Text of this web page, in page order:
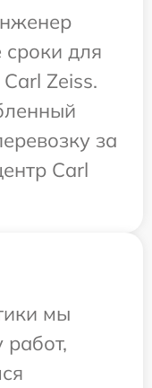
сроки для
Zeiss.
за
Carl
мы
работ,